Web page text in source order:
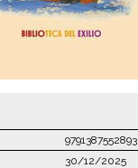
9791387552893
30/12/2025